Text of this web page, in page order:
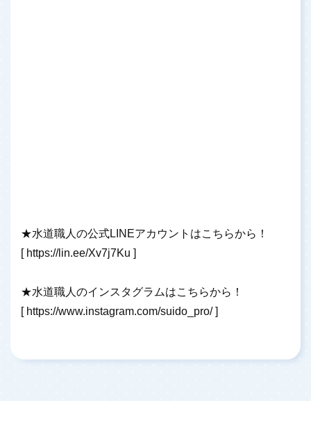
★水道職人の公式LINEアカウントはこちらから！
[ https://lin.ee/Xv7j7Ku ]
★水道職人のインスタグラムはこちらから！
[ https://www.instagram.com/suido_pro/]